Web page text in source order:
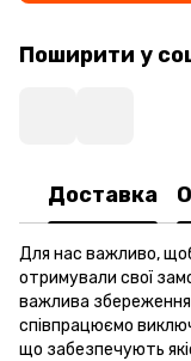
Поширити у
Доставка
Для нас важливо,
отримували свої
важлива збереження
співпрацюємо
що забезпечують